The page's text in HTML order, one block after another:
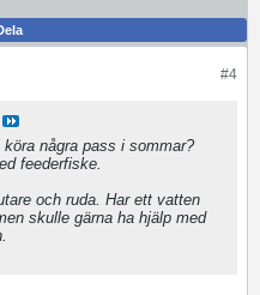
#4
några pass i sommar?
feederfiske.
och ruda. Har ett vatten
skulle gärna ha hjälp med